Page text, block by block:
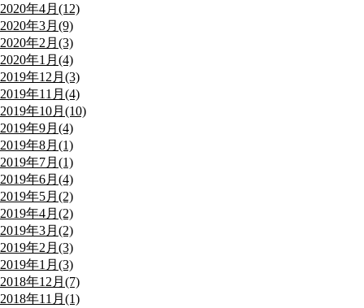
2020年4月(12)
2020年3月(9)
2020年2月(3)
2020年1月(4)
2019年12月(3)
2019年11月(4)
2019年10月(10)
2019年9月(4)
2019年8月(1)
2019年7月(1)
2019年6月(4)
2019年5月(2)
2019年4月(2)
2019年3月(2)
2019年2月(3)
2019年1月(3)
2018年12月(7)
2018年11月(1)